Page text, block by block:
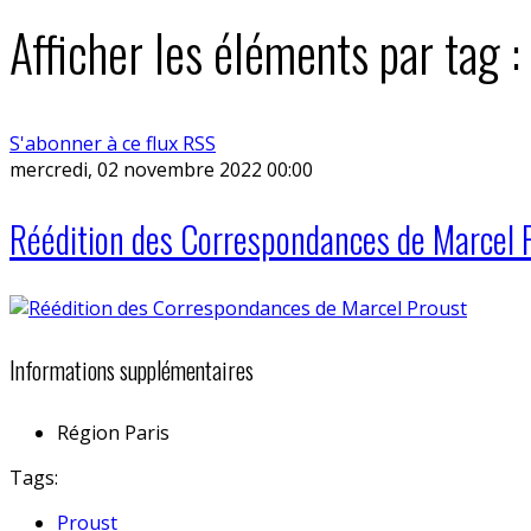
Afficher les éléments par tag
S'abonner à ce flux RSS
mercredi, 02 novembre 2022 00:00
Réédition des Correspondances de Marcel
Informations supplémentaires
Région Paris
Tags:
Proust